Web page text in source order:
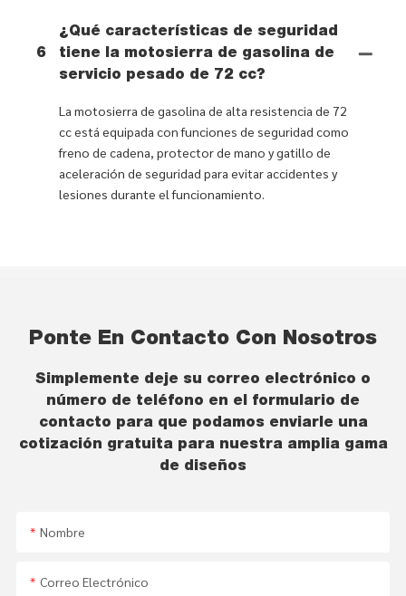
6
¿Qué características de seguridad
tiene la motosierra de gasolina de
servicio pesado de 72 cc?
La motosierra de gasolina de alta resistencia de 72
cc está equipada con funciones de seguridad como
freno de cadena, protector de mano y gatillo de
aceleración de seguridad para evitar accidentes y
lesiones durante el funcionamiento.
Ponte En Contacto Con Nosotros
Simplemente deje su correo electrónico o
número de teléfono en el formulario de
contacto para que podamos enviarle una
cotización gratuita para nuestra amplia gama
de diseños
Nombre
Correo Electrónico